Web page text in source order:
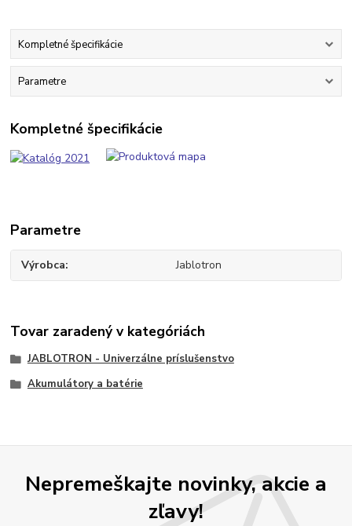
Kompletné špecifikácie
Parametre
Kompletné špecifikácie
Parametre
Výrobca Jablotron
Tovar zaradený v kategóriách
JABLOTRON - Univerzálne príslušenstvo
Akumulátory a batérie
Nepremeškajte novinky, akcie a
zľavy!